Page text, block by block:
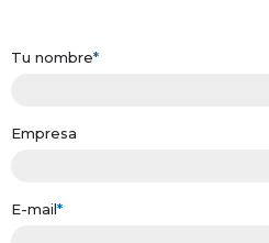
Tu nombre*
Empresa
E-mail*